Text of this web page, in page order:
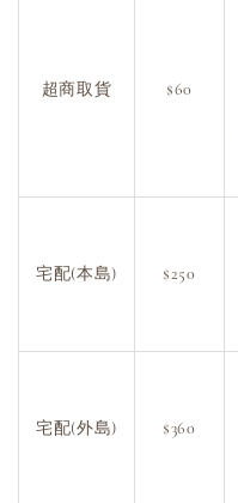
超商取貨 $60
宅配(本島) $250
宅配(外島) $360